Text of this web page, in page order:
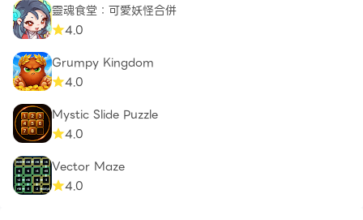
靈魂食堂：可愛妖怪合併
4.0
Grumpy Kingdom
4.0
Mystic Slide Puzzle
4.0
Vector Maze
4.0